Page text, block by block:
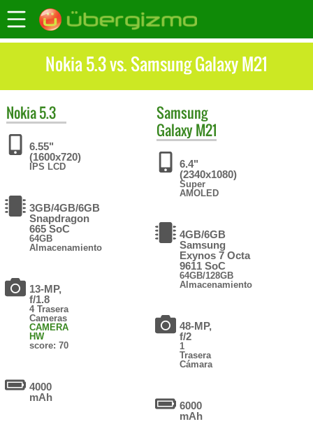
Nokia 5.3 vs. Samsung Galaxy M21
Nokia5.3
6.55"
(1600x720)
IPS LCD
3GB/4GB/6GB
Snapdragon
665 SoC
64GB
Almacenamiento
13-MP,
f/1.8
4 Trasera
Cameras
CAMERA
HW
score: 70
4000
mAh
Samsung
Galaxy M21
6.4"
(2340x1080)
Super
AMOLED
4GB/6GB
Samsung
Exynos 7 Octa
9611 SoC
64GB/128GB
Almacenamiento
48-MP,
f/2
1
Trasera
Cámara
6000
mAh